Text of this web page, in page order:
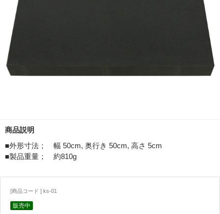
商品説明
■外形寸法； 幅 50cm, 奥行き 50cm, 高さ 5cm
■製品重量； 約810g
[商品コード ] ks-01
販売中